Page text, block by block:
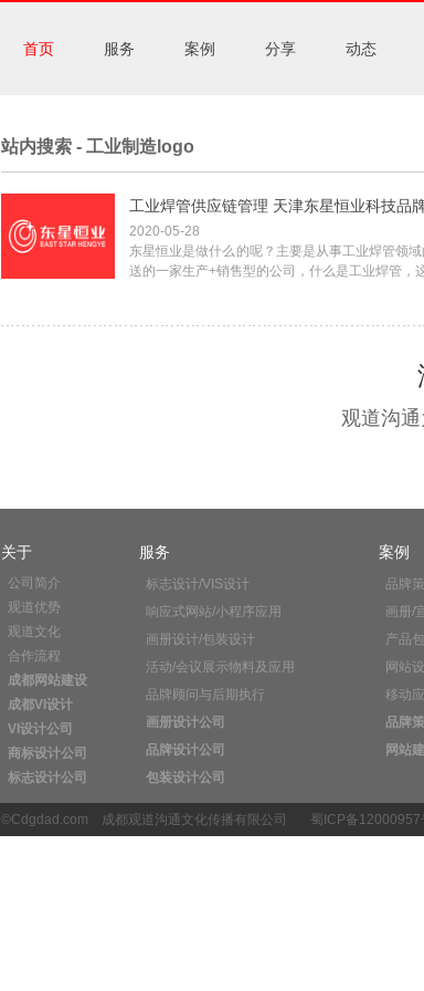
首页 服务 案例 分享 动态
站内搜索 - 工业制造logo
工业焊管供应链管理 天津东星恒业科技品牌
2020-05-28
东星恒业是做什么的呢？主要是从事工业焊管领
送的一家生产+销售型的公司，什么是工业焊管，
观道沟
关于
公司简介
观道优势
观道文化
合作流程
成都网站建设
成都VI设计
VI设计公司
商标设计公司
标志设计公司
服务
标志设计/VIS设计
响应式网站/小程序应用
画册设计/包装设计
活动/会议展示物料及应用
品牌顾问与后期执行
画册设计公司
品牌设计公司
包装设计公司
案例
品牌
画册/
产品
网站
移动
品牌
网站
©Cdgdad.com 成都观道沟通文化传播有限公司 蜀ICP备12000957